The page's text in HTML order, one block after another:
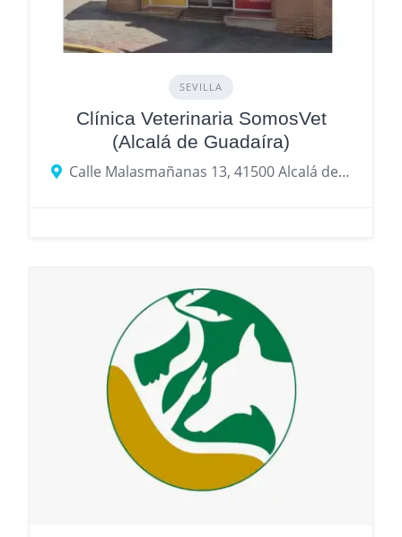
SEVILLA
Clínica Veterinaria SomosVet
(Alcalá de Guadaíra)
Calle Malasmañanas 13, 41500 Alcalá de Guadaíra, provincia de Sevilla, España